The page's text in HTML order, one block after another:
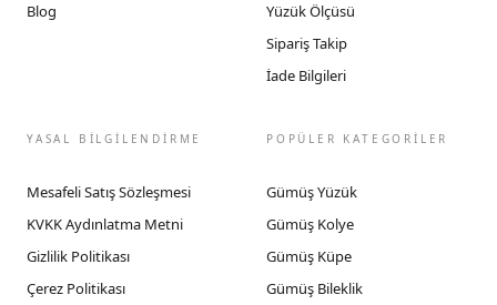
Blog
Yüzük Ölçüsü
Sipariş Takip
İade Bilgileri
YASAL BİLGİLENDİRME
Mesafeli Satış Sözleşmesi
KVKK Aydınlatma Metni
Gizlilik Politikası
Çerez Politikası
POPÜLER KATEGORİLER
Gümüş Yüzük
Gümüş Kolye
Gümüş Küpe
Gümüş Bileklik